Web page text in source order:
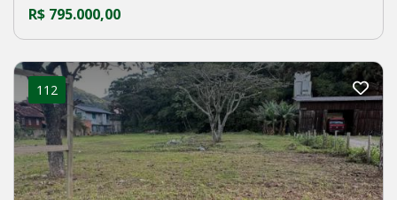
R$ 795.000,00
112